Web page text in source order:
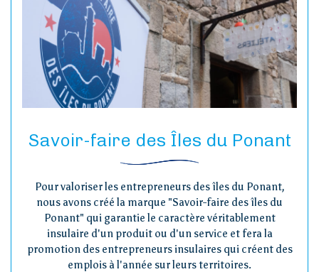
Savoir-faire des Îles du Ponant
Pour valoriser les entrepreneurs des îles du Ponant,
nous avons créé la marque "Savoir-faire des îles du
Ponant" qui garantie le caractère véritablement
insulaire d'un produit ou d'un service et fera la
promotion des entrepreneurs insulaires qui créent des
emplois à l'année sur leurs territoires.